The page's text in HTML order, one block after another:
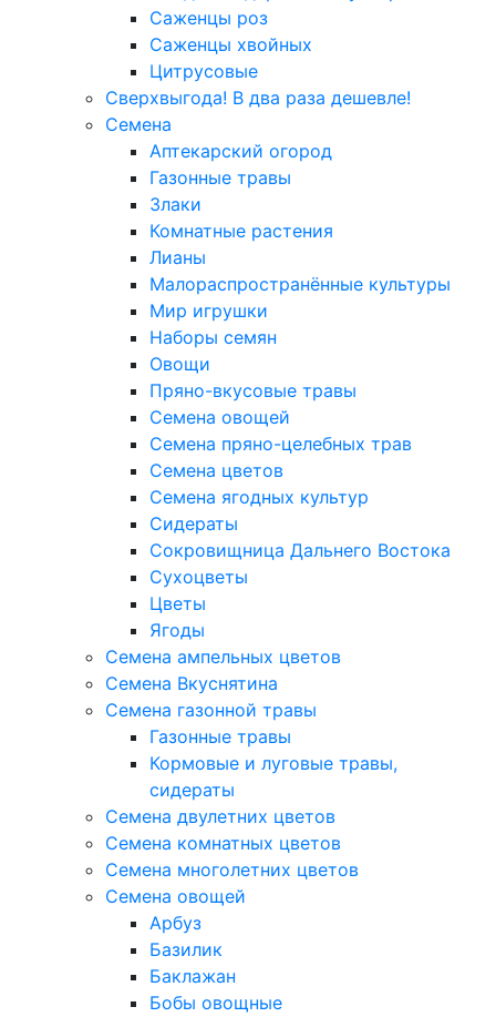
Саженцы роз
Саженцы хвойных
Цитрусовые
Сверхвыгода! В два раза дешевле!
Семена
Аптекарский огород
Газонные травы
Злаки
Комнатные растения
Лианы
Малораспространённые культуры
Мир игрушки
Наборы семян
Овощи
Пряно-вкусовые травы
Семена овощей
Семена пряно-целебных трав
Семена цветов
Семена ягодных культур
Сидераты
Сокровищница Дальнего Востока
Сухоцветы
Цветы
Ягоды
Семена ампельных цветов
Семена Вкуснятина
Семена газонной травы
Газонные травы
Кормовые и луговые травы,
сидераты
Семена двулетних цветов
Семена комнатных цветов
Семена многолетних цветов
Семена овощей
Арбуз
Базилик
Баклажан
Бобы овощные